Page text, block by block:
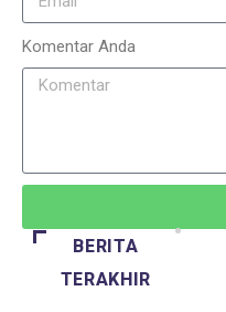
Komentar Anda
BERITA
TERAKHIR